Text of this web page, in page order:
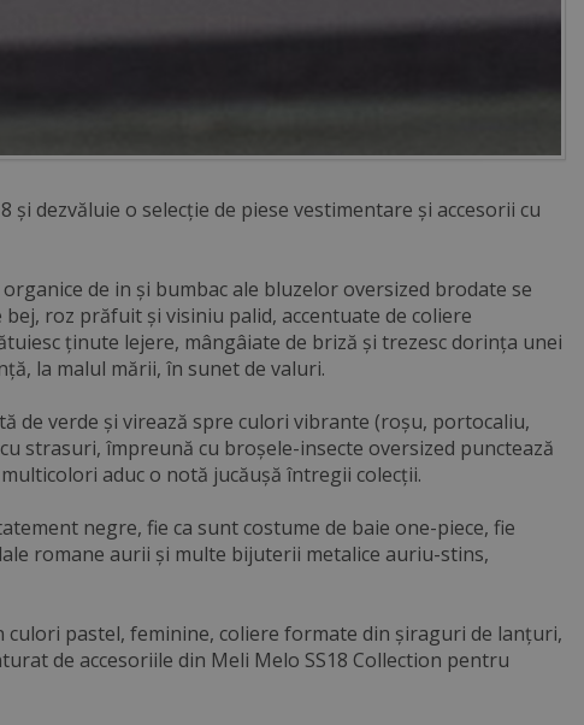
dezvăluie o selecție de piese vestimentare și accesorii cu
de in și bumbac ale bluzelor oversized brodate se
roz prăfuit și visiniu palid, accentuate de coliere
ținute lejere, mângâiate de briză și trezesc dorința unei
la malul mării, în sunet de valuri.
de verde și virează spre culori vibrante (roșu, portocaliu,
strasuri, împreună cu broșele-insecte oversized punctează
aduc o notă jucăușă întregii colecții.
negre, fie ca sunt costume de baie one-piece, fie
romane aurii și multe bijuterii metalice auriu-stins,
culori pastel, feminine, coliere formate din șiraguri de lanțuri,
de accesoriile din Meli Melo SS18 Collection pentru